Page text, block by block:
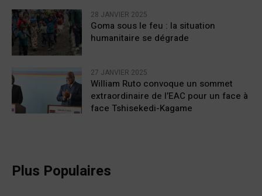
28 JANVIER 2025
Goma sous le feu : la situation
humanitaire se dégrade
27 JANVIER 2025
William Ruto convoque un sommet
extraordinaire de l’EAC pour un face à
face Tshisekedi-Kagame
Plus Populaires